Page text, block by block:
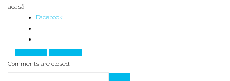
acasă
Facebook
Comments are closed.